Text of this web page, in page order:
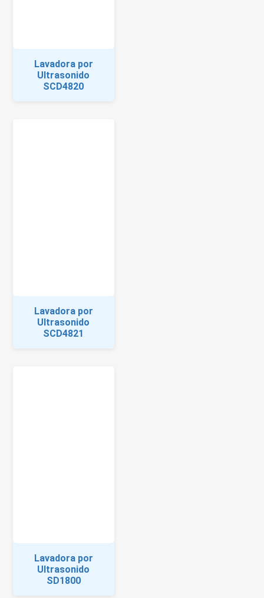
Lavadora por
Ultrasonido
SCD4820
Lavadora por
Ultrasonido
SCD4821
Lavadora por
Ultrasonido
SD1800